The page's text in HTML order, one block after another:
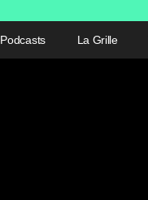
Podcasts La Grille